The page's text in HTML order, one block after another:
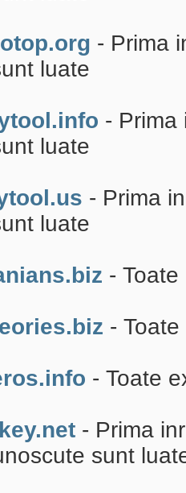
- Prima
luate
- Prima
luate
- Prima
luate
-
-
- Toate
- Prima
sunt